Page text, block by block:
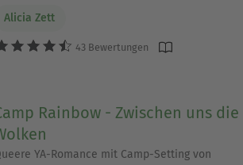
Alicia Zett
43 Bewertungen
Rainbow - Zwischen uns die
YA-Romance mit Camp-Setting von